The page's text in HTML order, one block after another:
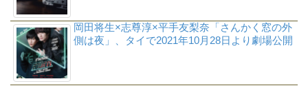
岡田将生×志尊淳×平手友梨奈「さんかく窓の外
側は夜」、タイで2021年10月28日より劇場公開